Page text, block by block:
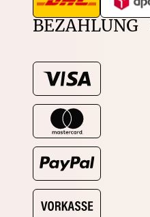
BEZAHLUNG